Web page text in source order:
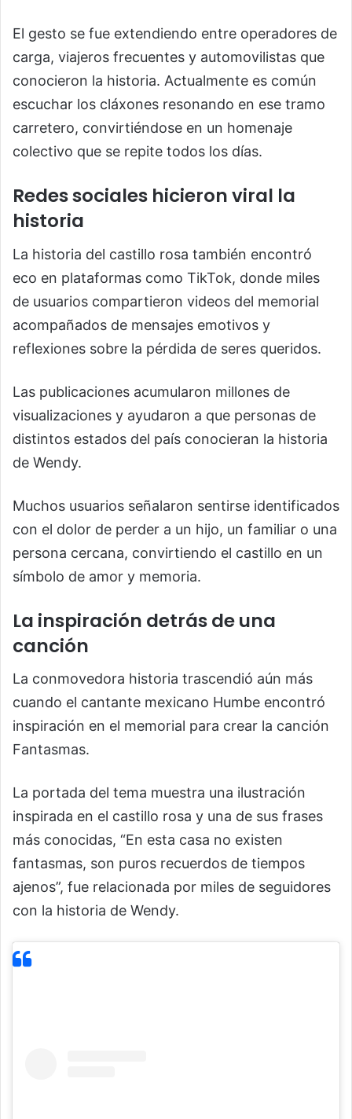
El gesto se fue extendiendo entre operadores de
carga, viajeros frecuentes y automovilistas que
conocieron la historia. Actualmente es común
escuchar los cláxones resonando en ese tramo
carretero, convirtiéndose en un homenaje
colectivo que se repite todos los días.
Redes sociales hicieron viral la
historia
La historia del castillo rosa también encontró
eco en plataformas como TikTok, donde miles
de usuarios compartieron videos del memorial
acompañados de mensajes emotivos y
reflexiones sobre la pérdida de seres queridos.
Las publicaciones acumularon millones de
visualizaciones y ayudaron a que personas de
distintos estados del país conocieran la historia
de Wendy.
Muchos usuarios señalaron sentirse identificados
con el dolor de perder a un hijo, un familiar o una
persona cercana, convirtiendo el castillo en un
símbolo de amor y memoria.
La inspiración detrás de una
canción
La conmovedora historia trascendió aún más
cuando el cantante mexicano Humbe encontró
inspiración en el memorial para crear la canción
Fantasmas.
La portada del tema muestra una ilustración
inspirada en el castillo rosa y una de sus frases
más conocidas, “En esta casa no existen
fantasmas, son puros recuerdos de tiempos
ajenos”, fue relacionada por miles de seguidores
con la historia de Wendy.